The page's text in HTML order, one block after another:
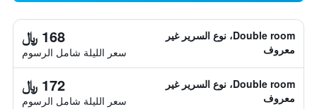
Double room، نوع السرير غير
معروف
168 ﷼
سعر الليلة شامل الرسوم
Double room، نوع السرير غير
معروف
172 ﷼
سعر الليلة شامل الرسوم